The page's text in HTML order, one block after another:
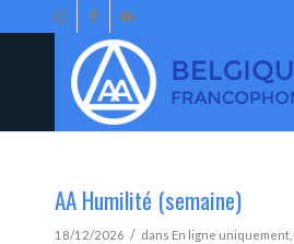
AA Humilité (semaine)
18/12/2026 / dans En ligne uniquement